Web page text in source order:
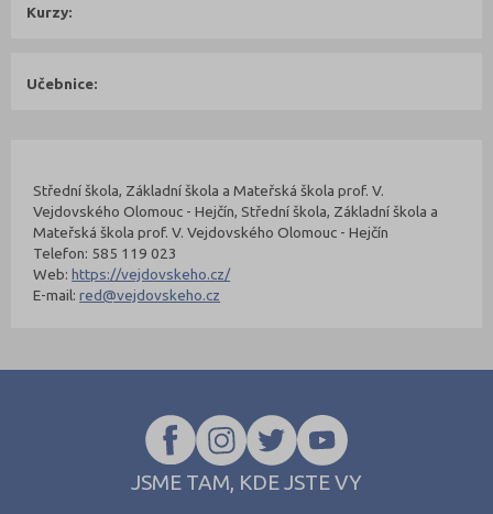
Kurzy:
Učebnice:
Střední škola, Základní škola a Mateřská škola prof. V.
Vejdovského Olomouc - Hejčín, Střední škola, Základní škola a
Mateřská škola prof. V. Vejdovského Olomouc - Hejčín
Telefon: 585 119 023
Web:https://vejdovskeho.cz/
E-mail:red@vejdovskeho.cz
JSME TAM, KDE JSTE VY